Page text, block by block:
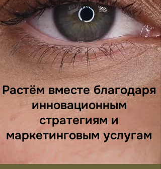
Растём вместе благодаря
инновационным
стратегиям и
маркетинговым услугам